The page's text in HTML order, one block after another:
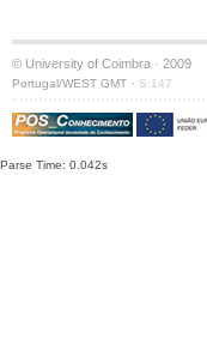
© University of Coimbra · 2009
Portugal/WEST GMT · S:147
Parse Time: 0.042s